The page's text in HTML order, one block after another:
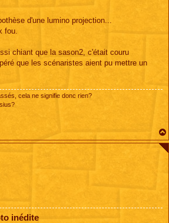
d'une lumino projection...
fou.
chiant que la sason2, c'était couru
que les scénaristes aient pu mettre un
cela ne signifie donc rien?
inédite